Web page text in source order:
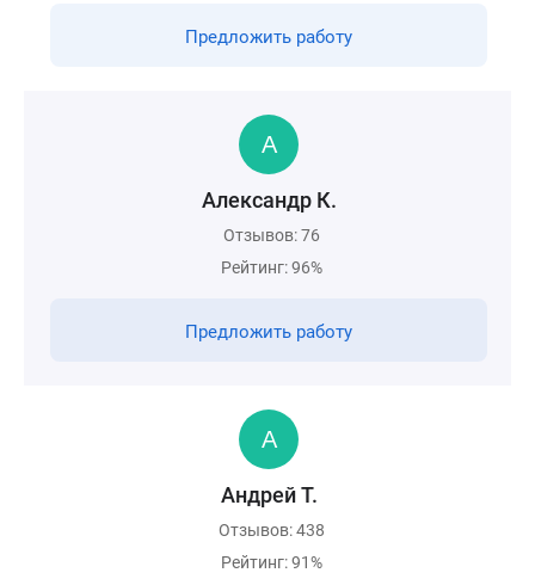
Предложить работу
Александр К.
Отзывов: 76
Рейтинг: 96%
Предложить работу
Андрей Т.
Отзывов: 438
Рейтинг: 91%